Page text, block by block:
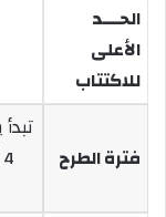
الحـــد
الأعلى
للاكتتاب
فترة الطرح